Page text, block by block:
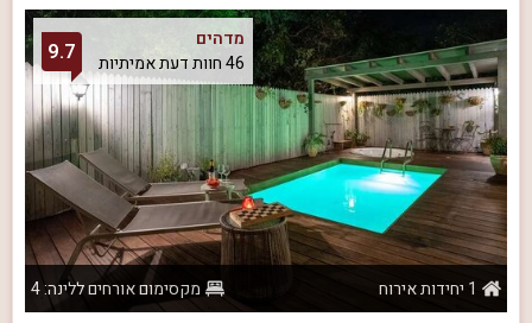
מדהים
46 חוות דעת אמיתיות
9.7
1 יחידות אירוח
מקסימום אורחים ללינה: 4